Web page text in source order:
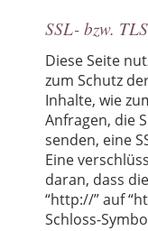
SSL- bzw.
Diese Seite
zum Schutz
Inhalte, wie
Anfragen, die
senden, eine
Eine
daran, dass
“http://” auf
Schloss-